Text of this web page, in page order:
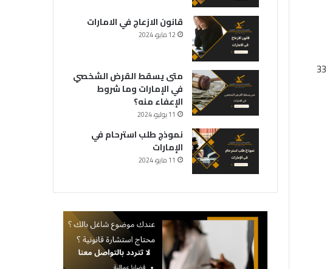
حدد المشرع الإماراتي شروط وكيفية تقديم الاستقالة في قانون العمل الإماراتي الصادر بمرسوم بقانون اتحادي رقم 33
قانون الازعاج في الامارات
12 مايو، 2024
متى يسقط القرض الشخصي
في الإمارات وما شروط
الإعفاء منه؟
11 يوليو، 2024
نموذج طلب استرحام في
الإمارات
11 مايو، 2024